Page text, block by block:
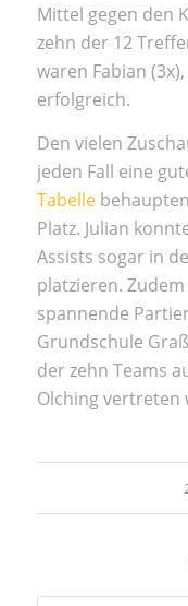
Mittel gegen den
zehn der 12
waren Fabian
erfolgreich.
Den vielen
jeden Fall eine
Tabelle
Platz. Julian
Assists sogar in
platzieren.
spannende
Grundschule
der zehn Teams
Olching vertreten